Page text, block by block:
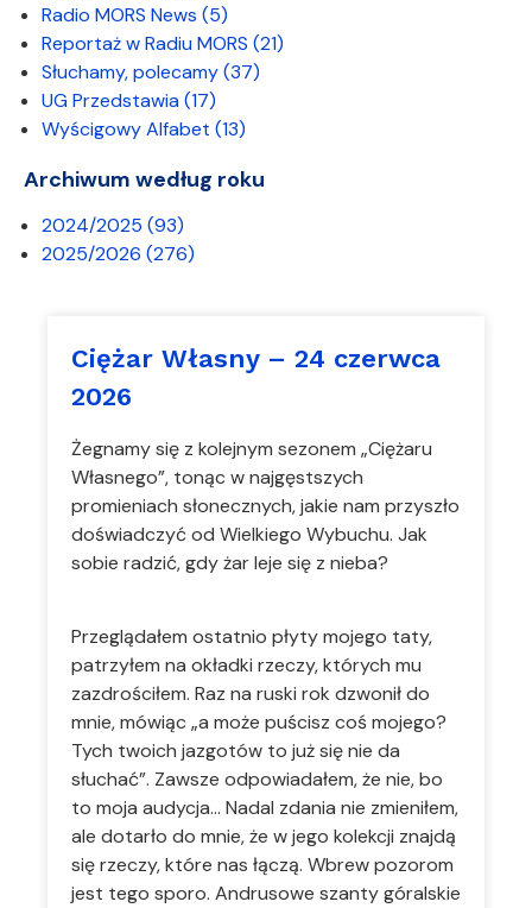
Radio MORS News (5)
Reportaż w Radiu MORS (21)
Słuchamy, polecamy(37)
UG Przedstawia(17)
Wyścigowy Alfabet (13)
Archiwum według roku
2024/2025 (93)
2025/2026 (276)
Ciężar Własny – 24 czerwca
2026
Żegnamy się z kolejnym sezonem „Ciężaru
Własnego”, tonąc w najgęstszych
promieniach słonecznych, jakie nam przyszło
doświadczyć od Wielkiego Wybuchu. Jak
sobie radzić, gdy żar leje się z nieba?
Przeglądałem ostatnio płyty mojego taty,
patrzyłem na okładki rzeczy, których mu
zazdrościłem. Raz na ruski rok dzwonił do
mnie, mówiąc „a może puścisz coś mojego?
Tych twoich jazgotów to już się nie da
słuchać”. Zawsze odpowiadałem, że nie, bo
to moja audycja… Nadal zdania nie zmieniłem,
ale dotarło do mnie, że w jego kolekcji znajdą
się rzeczy, które nas łączą. Wbrew pozorom
jest tego sporo. Andrusowe szanty góralskie